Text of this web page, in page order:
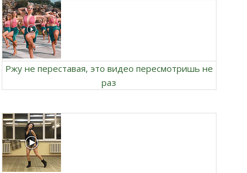
Ржу не переставая, это видео пересмотришь не
раз